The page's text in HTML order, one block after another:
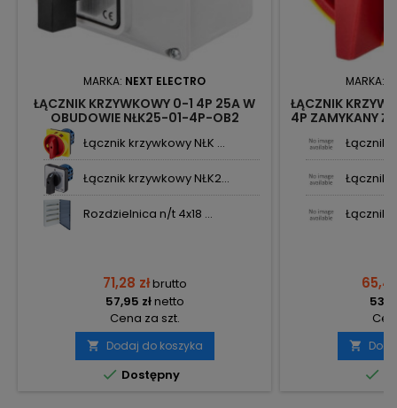
MARKA: NEXT ELECTRO
ŁĄCZNIK KRZYWKOWY 0-1 4P 25A W
OBUDOWIE NŁK25-01-4P-OB2
Łącznik krzywkowy NŁK ...
Łącznik krzywkowy NŁK2...
Rozdzielnica n/t 4x18 ...
71,28 złbrutto
57,95 złnetto
Cena za szt.
 Dodaj do koszyka
 Dostępny
MARKA:
ŁĄCZNIK
4P ZAMYKANY
Łącznik
Łącznik
Łącznik

